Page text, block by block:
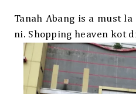
Tanah Abang is a must
ni. Shopping heaven kot